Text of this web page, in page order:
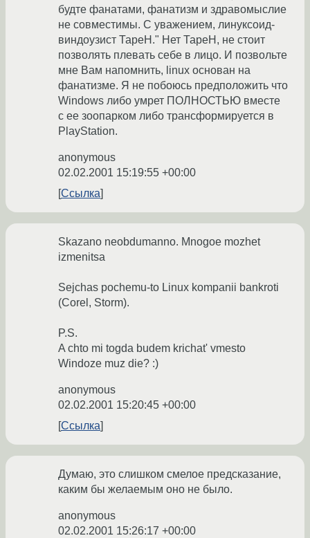
будте фанатами, фанатизм и здравомыслие
не совместимы. С уважением, линуксоид-
виндоузист ТареН." Нет ТареН, не стоит
позволять плевать себе в лицо. И позвольте
мне Вам напомнить, linux основан на
фанатизме. Я не побоюсь предположить что
Windows либо умрет ПОЛНОСТЬЮ вместе
с ее зоопарком либо трансформируется в
PlayStation.
anonymous
02.02.2001 15:19:55 +00:00
Ссылка
Skazano neobdumanno. Mnogoe mozhet
izmenitsa
Sejchas pochemu-to Linux kompanii bankroti
(Corel, Storm).
P.S.
A chto mi togda budem krichat' vmesto
Windoze muz die? :)
anonymous
02.02.2001 15:20:45 +00:00
Ссылка
Думаю, это слишком смелое предсказание,
каким бы желаемым оно не было.
anonymous
02.02.2001 15:26:17 +00:00